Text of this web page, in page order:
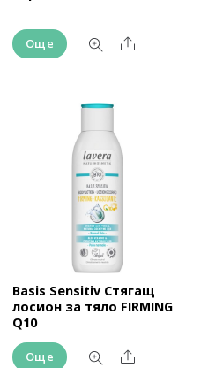
Още Share
Basis Sensitiv Стягащ
лосион за тяло FIRMING
Q10
Още Share